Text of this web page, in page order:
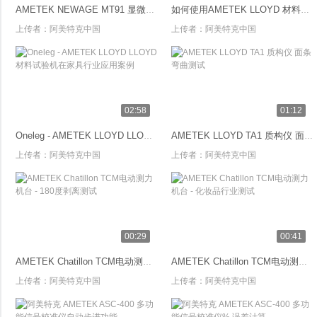
AMETEK NEWAGE MT91 显微洛氏硬度计简介
上传者： 阿美特克中国
如何使用AMETEK LLOYD 材料试验机双绕柱夹具进行安全带拉伸测试
上传者： 阿美特克中国
02:58
Oneleg - AMETEK LLOYD LLOYD材料试验机在家具行业应用案例
上传者： 阿美特克中国
01:12
AMETEK LLOYD TA1 质构仪 面条弯曲测试
上传者： 阿美特克中国
00:29
AMETEK Chatillon TCM电动测力机台 - 180度剥离测试
上传者： 阿美特克中国
00:41
AMETEK Chatillon TCM电动测力机台 - 化妆品行业测试
上传者： 阿美特克中国